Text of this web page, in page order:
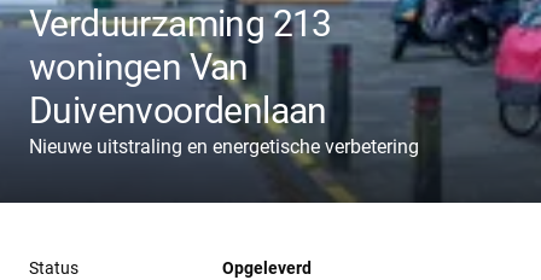
Verduurzaming 213
woningen Van
Duivenvoordenlaan
Nieuwe uitstraling en energetische verbetering
Status Opgeleverd